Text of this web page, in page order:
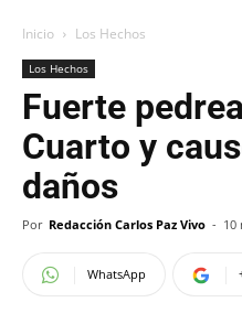
Inicio Los Hechos
Los Hechos
Fuerte
Cuarto y
daños
Por Redacción Carlos Paz Vivo - 10
WhatsApp